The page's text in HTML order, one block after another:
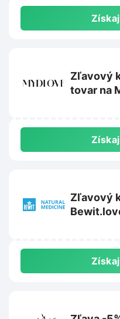
Zľavový
tovar na
Zľavový